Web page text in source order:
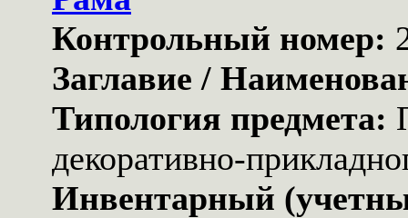
Контрольный номер:
Заглавие /
Типология предмета:
декоративно-
Инвентарный